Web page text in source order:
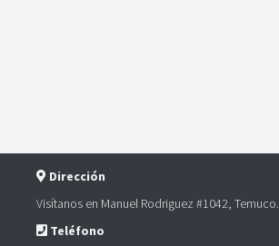
Dirección
Visítanos en Manuel Rodriguez #1042, Temuco.
Teléfono